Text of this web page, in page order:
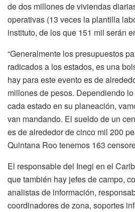
de dos millones de viviendas
operativas (13 veces la plantilla
instituto, de los que 151 mil serán
“Generalmente los presupuestos
radicados a los estados, es una
hay para este evento es de
millones de pesos. Dependiendo
cada estado en su planeación,
van mandando. El sueldo de un
es de alrededor de cinco mil 200
Quintana Roo tenemos 163
El responsable del Inegi en el
que también hay jefes de campo,
analistas de información,
coordinadores de zona, soportes